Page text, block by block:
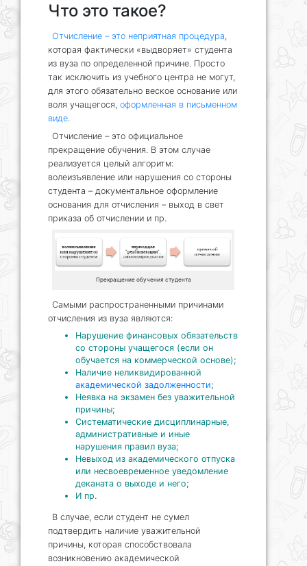
Что это такое?
Отчисление – это неприятная процедура,
которая фактически «выдворяет» студента
из вуза по определенной причине. Просто
так исключить из учебного центра не могут,
для этого обязательно веское основание или
воля учащегося, оформленная в письменном
виде.
Отчисление – это официальное
прекращение обучения. В этом случае
реализуется целый алгоритм:
волеизъявление или нарушения со стороны
студента – документальное оформление
основания для отчисления – выход в свет
приказа об отчислении и пр.
Прекращение обучения студента
Самыми распространенными причинами
отчисления из вуза являются:
Нарушение финансовых обязательств
со стороны учащегося (если он
обучается на коммерческой основе);
Наличие неликвидированной
академической задолженности;
Неявка на экзамен без уважительной
причины;
Систематические дисциплинарные,
административные и иные
нарушения правил вуза;
Невыход из академического отпуска
или несвоевременное уведомление
деканата о выходе и него;
И пр.
В случае, если студент не сумел
подтвердить наличие уважительной
причины, которая способствовала
возникновению академической